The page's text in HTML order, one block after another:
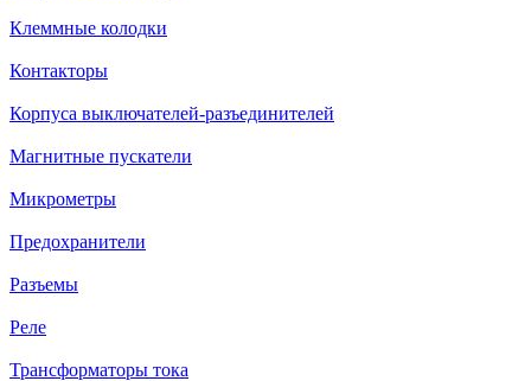
Клеммные колодки
Контакторы
Корпуса выключателей-разъединителей
Магнитные пускатели
Микрометры
Предохранители
Разъемы
Реле
Трансформаторы тока